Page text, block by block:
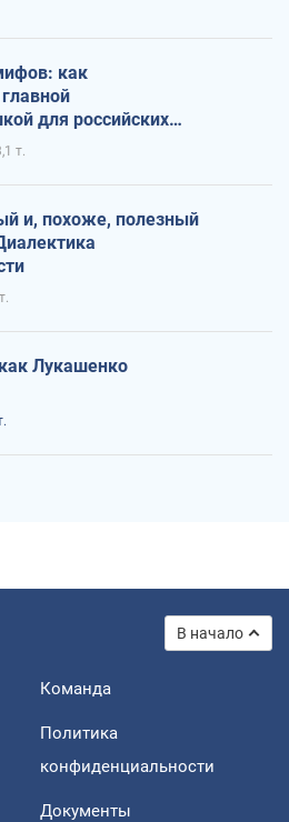
как
для российских
т.
и, похоже, полезный
Лукашенко
В начало
Команда
Политика
конфиденциальности
Документы